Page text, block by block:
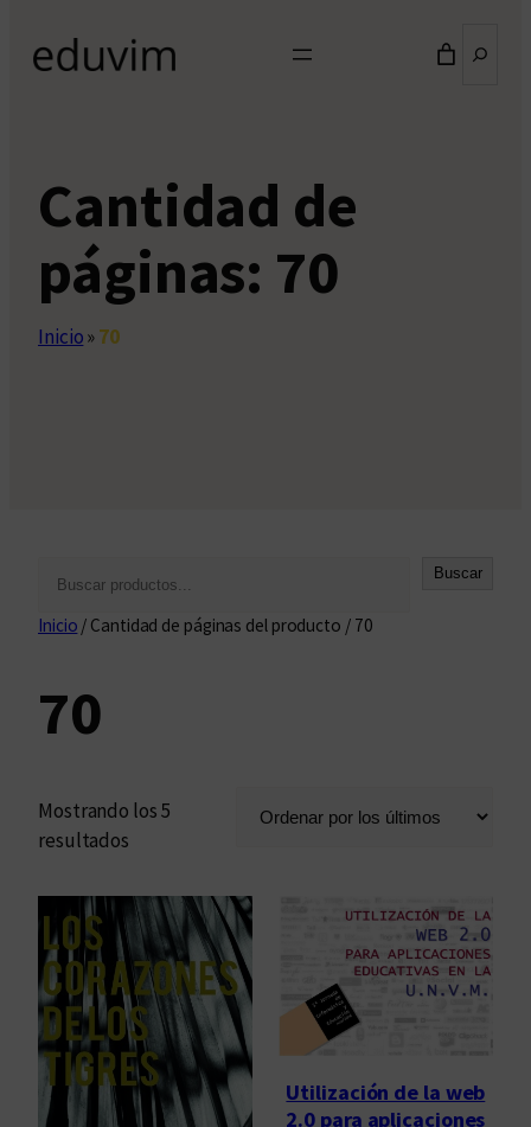
Cantidad de
páginas: 70
Inicio»70
s
Buscar
Inicio / Cantidad de páginas del producto / 70
70
Mostrando los 5
resultados
d
n
a
d
o
p
o
Utilización de la web
2.0 para aplicaciones